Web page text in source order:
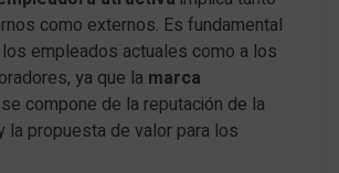
como externos. Es fundamental
empleados actuales como a los
ya que la marca
se compone de la reputación de la
la propuesta de valor para los